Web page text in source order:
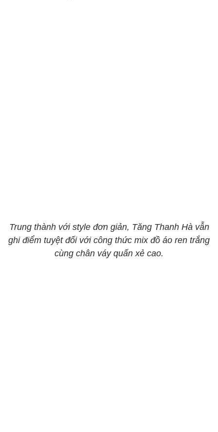
Trung thành với style đơn giản, Tăng Thanh Hà vẫn
ghi điểm tuyệt đối với công thức mix đồ áo ren trắng
cùng chân váy quấn xẻ cao.